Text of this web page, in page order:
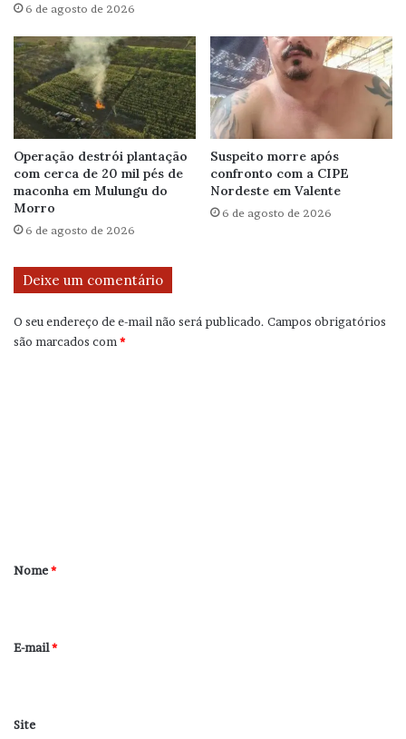
6 de agosto de 2026
Operação destrói plantação
com cerca de 20 mil pés de
maconha em Mulungu do
Morro
6 de agosto de 2026
Suspeito morre após
confronto com a CIPE
Nordeste em Valente
6 de agosto de 2026
Deixe um comentário
O seu endereço de e-mail não será publicado. Campos obrigatórios
são marcados com *
r
*
Nome*
E-mail*
Site